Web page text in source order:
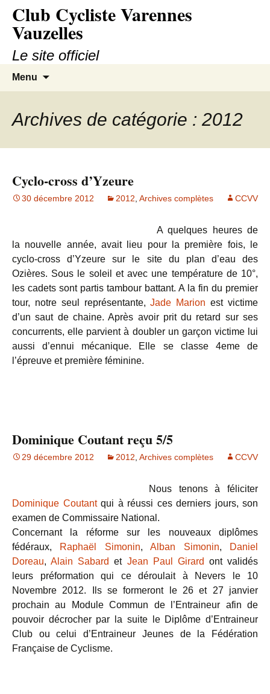
contenu
Club Cycliste Varennes
Vauzelles
Le site officiel
Menu
Archives de catégorie : 2012
Cyclo-cross d’Yzeure
30 décembre 2012 2012 Archives complètes CCVV
A quelques heures de
la nouvelle année, avait lieu pour la première fois, le
cyclo-cross d’Yzeure sur le site du plan d’eau des
Ozières. Sous le soleil et avec une température de 10°,
les cadets sont partis tambour battant. A la fin du premier
tour, notre seul représentante,Jade Marion est victime
d’un saut de chaine. Après avoir prit du retard sur ses
concurrents, elle parvient à doubler un garçon victime lui
aussi d’ennui mécanique. Elle se classe 4eme de
l’épreuve et première féminine.
Dominique Coutant reçu 5/5
29 décembre 2012 2012 Archives complètes CCVV
Nous tenons à féliciter
Dominique Coutantqui à réussi ces derniers jours, son
examen de Commissaire National.
Concernant la réforme sur les nouveaux diplômes
fédéraux, Raphaël Simonin,Alban Simonin,
Daniel
Doreau,Alain Sabard et Jean Paul Girard ont validés
leurs préformation qui ce déroulait à Nevers le 10
Novembre 2012. Ils se formeront le 26 et 27 janvier
prochain au Module Commun de l’Entraineur afin de
pouvoir décrocher par la suite le Diplôme d’Entraineur
Club ou celui d’Entraineur Jeunes de la Fédération
Française de Cyclisme.